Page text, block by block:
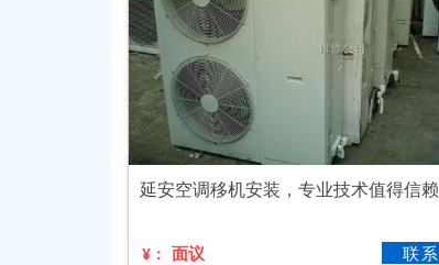
延安空调移机安装，专业技术值得信赖
¥： 面议 联系